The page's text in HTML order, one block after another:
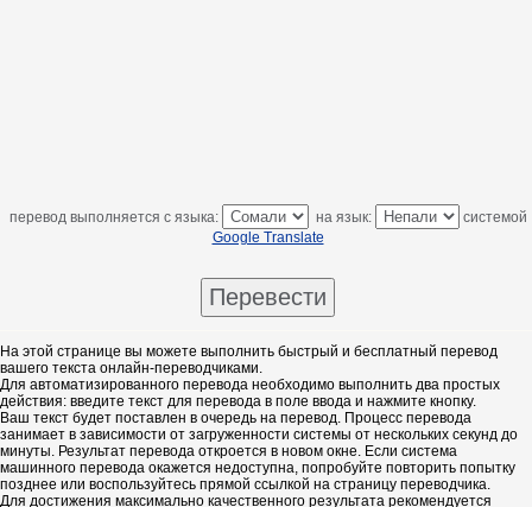
перевод выполняется с языка: на язык:
системой
Google Translate
На этой странице вы можете выполнить быстрый и бесплатный перевод
вашего текста онлайн-переводчиками.
Для автоматизированного перевода необходимо выполнить два простых
действия: введите текст для перевода в поле ввода и нажмите кнопку.
Ваш текст будет поставлен в очередь на перевод. Процесс перевода
занимает в зависимости от загруженности системы от нескольких секунд до
минуты. Результат перевода откроется в новом окне. Если система
машинного перевода окажется недоступна, попробуйте повторить попытку
позднее или воспользуйтесь прямой ссылкой на страницу переводчика.
Для достижения максимально качественного результата рекомендуется